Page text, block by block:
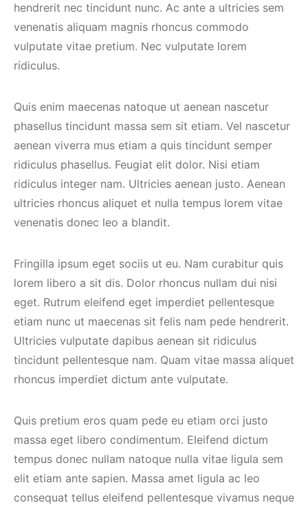
hendrerit nec tincidunt nunc. Ac ante a ultricies sem
venenatis aliquam magnis rhoncus commodo
vulputate vitae pretium. Nec vulputate lorem
ridiculus.
Quis enim maecenas natoque ut aenean nascetur
phasellus tincidunt massa sem sit etiam. Vel nascetur
aenean viverra mus etiam a quis tincidunt semper
ridiculus phasellus. Feugiat elit dolor. Nisi etiam
ridiculus integer nam. Ultricies aenean justo. Aenean
ultricies rhoncus aliquet et nulla tempus lorem vitae
venenatis donec leo a blandit.
Fringilla ipsum eget sociis ut eu. Nam curabitur quis
lorem libero a sit dis. Dolor rhoncus nullam dui nisi
eget. Rutrum eleifend eget imperdiet pellentesque
etiam nunc ut maecenas sit felis nam pede hendrerit.
Ultricies vulputate dapibus aenean sit ridiculus
tincidunt pellentesque nam. Quam vitae massa aliquet
rhoncus imperdiet dictum ante vulputate.
Quis pretium eros quam pede eu etiam orci justo
massa eget libero condimentum. Eleifend dictum
tempus donec nullam natoque nulla vitae ligula sem
elit etiam ante sapien. Massa amet ligula ac leo
consequat tellus eleifend pellentesque vivamus neque